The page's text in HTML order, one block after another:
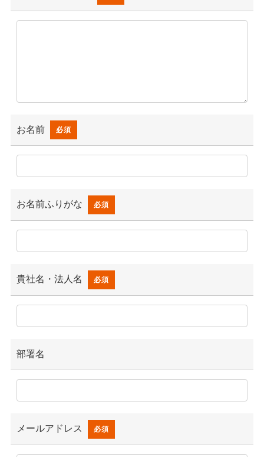
お名前 必須
お名前ふりがな 必須
貴社名・法人名 必須
部署名
メールアドレス 必須